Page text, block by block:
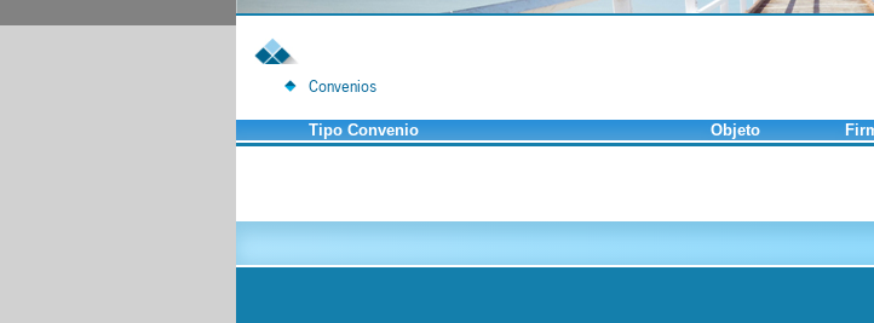
Convenios
Tipo Convenio Objeto